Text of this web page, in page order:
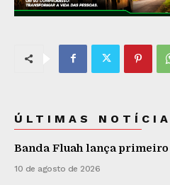
ÚLTIMAS
Banda Fluah lança primeiro
10 de agosto de 2026